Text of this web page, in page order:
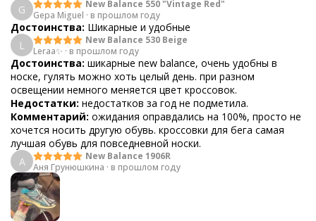
G
New Balance 550 "Vintage Red"
Gepa Miguel · в прошлом году
Достоинства: Шикарные и удобные
L
New Balance 530 Beige
Leraa✨ · в прошлом году
Достоинства: шикарные new balance, очень удобны в
носке, гулять можно хоть целый день. при разном
освещении немного меняется цвет кроссовок.
Недостатки: недостатков за год не подметила.
Комментарий: ожидания оправдались на 100%, просто не
хочется носить другую обувь. кроссовки для бега самая
лучшая обувь для повседневной носки.
А
New Balance 1906R
Аня Грунюшкина · в прошлом году